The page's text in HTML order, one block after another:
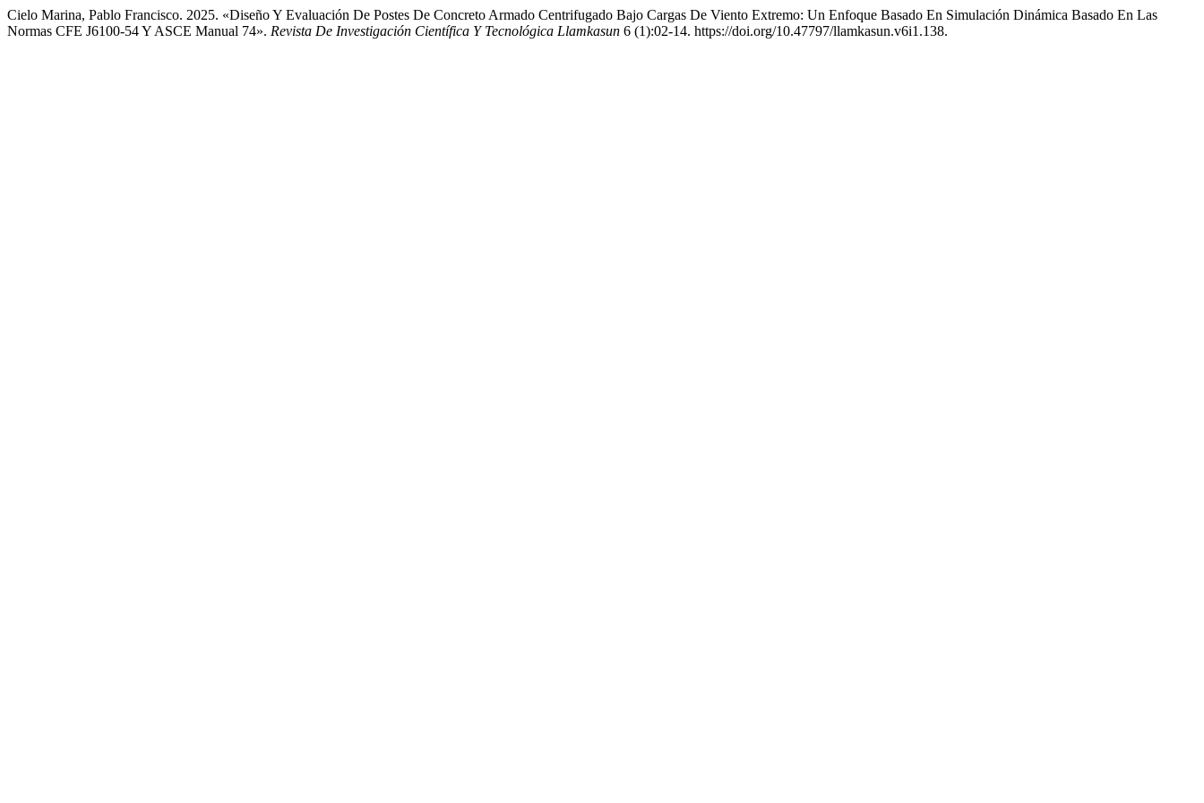
Cielo Marina, Pablo Francisco. 2025. «Diseño Y Evaluación De Postes De Concreto Armado Centrifugado Bajo Cargas De Viento Extremo: Un Enfoque Basado En Simulación Dinámica Basado En Las
Normas CFE J6100-54 Y ASCE Manual 74». Revista De Investigación Científica Y Tecnológica Llamkasun 6 (1):02-14. https://doi.org/10.47797/llamkasun.v6i1.138.